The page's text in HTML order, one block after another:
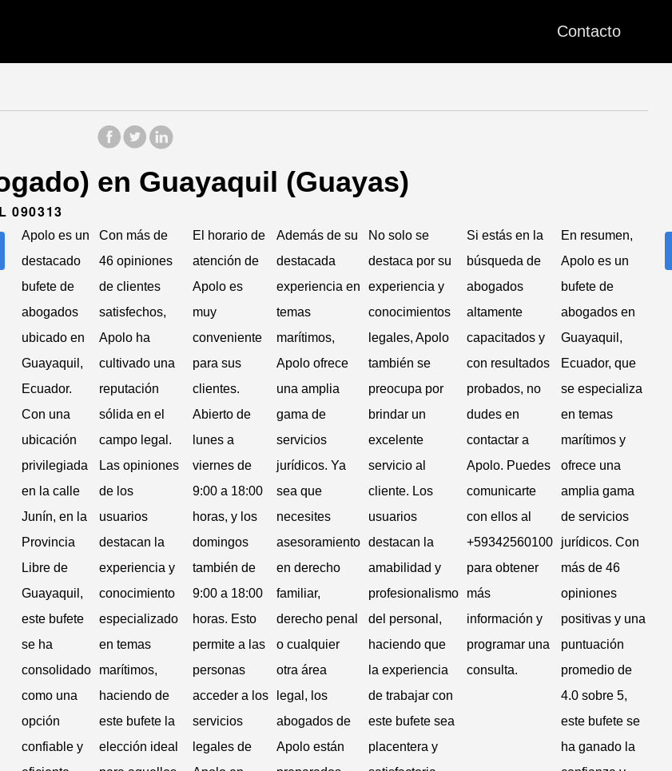
Contacto
en Guayaquil (Guayas)
090313
Apolo es un
destacado
bufete de
abogados
ubicado en
Guayaquil,
Ecuador.
Con una
ubicación
privilegiada
en la calle
Junín, en la
Provincia
Libre de
Guayaquil,
este bufete
se ha
consolidado
como una
opción
confiable y
Con más de
46 opiniones
de clientes
satisfechos,
Apolo ha
cultivado una
reputación
sólida en el
campo legal.
Las opiniones
de los
usuarios
destacan la
experiencia y
conocimiento
especializado
en temas
marítimos,
haciendo de
este bufete la
elección ideal
El horario de
atención de
Apolo es
muy
conveniente
para sus
clientes.
Abierto de
lunes a
viernes de
9:00 a 18:00
horas, y los
domingos
también de
9:00 a 18:00
horas. Esto
permite a las
personas
acceder a los
servicios
legales de
Además de su
destacada
experiencia en
temas
marítimos,
Apolo ofrece
una amplia
gama de
servicios
jurídicos. Ya
sea que
necesites
asesoramiento
en derecho
familiar,
derecho penal
o cualquier
otra área
legal, los
abogados de
Apolo están
No solo se
destaca por su
experiencia y
conocimientos
legales, Apolo
también se
preocupa por
brindar un
excelente
servicio al
cliente. Los
usuarios
destacan la
amabilidad y
profesionalismo
del personal,
haciendo que
la experiencia
de trabajar con
este bufete sea
placentera y
Si estás en la
búsqueda de
abogados
altamente
capacitados y
con resultados
probados, no
dudes en
contactar a
Apolo. Puedes
comunicarte
con ellos al
+59342560100
para obtener
más
información y
programar una
consulta.
En resumen,
Apolo es un
bufete de
abogados en
Guayaquil,
Ecuador, que
se especializa
en temas
marítimos y
ofrece una
amplia gama
de servicios
jurídicos. Con
más de 46
opiniones
positivas y una
puntuación
promedio de
4.0 sobre 5,
este bufete se
ha ganado la